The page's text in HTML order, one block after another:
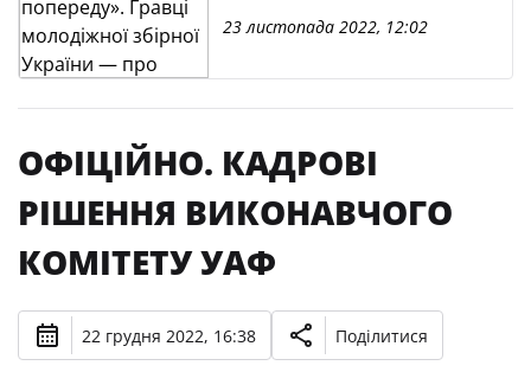
— про контрольні поєдинки
23 листопада 2022, 12:02
ОФІЦІЙНО. КАДРОВІ
РІШЕННЯ ВИКОНАВЧОГО
КОМІТЕТУ УАФ
22 грудня 2022, 16:38 Поділитися